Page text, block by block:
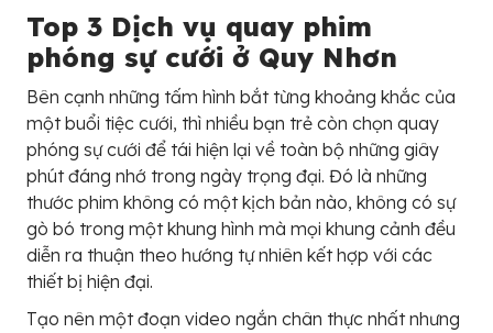
Top 3 Dịch vụ quay phim
phóng sự cưới ở Quy Nhơn
Bên cạnh những tấm hình bắt từng khoảng khắc của
một buổi tiệc cưới, thì nhiều bạn trẻ còn chọn quay
phóng sự cưới để tái hiện lại về toàn bộ những giây
phút đáng nhớ trong ngày trọng đại. Đó là những
thước phim không có một kịch bản nào, không có sự
gò bó trong một khung hình mà mọi khung cảnh đều
diễn ra thuận theo hướng tự nhiên kết hợp với các
thiết bị hiện đại.
Tạo nên một đoạn video ngắn chân thực nhất nhưng